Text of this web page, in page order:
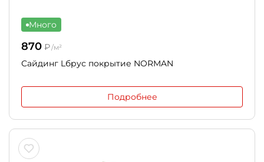
Много
870 ₽/м²
Сайдинг Lбрус покрытие NORMAN
Подробнее